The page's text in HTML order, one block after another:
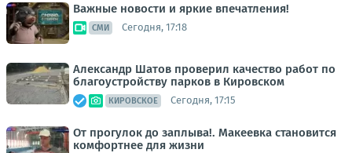
Важные новости и яркие впечатления!
СМИ Сегодня, 17:18
Александр Шатов проверил качество работ по
благоустройству парков в Кировском
КИРОВСКОЕ Сегодня, 17:15
От прогулок до заплыва!. Макеевка становится
комфортнее для жизни